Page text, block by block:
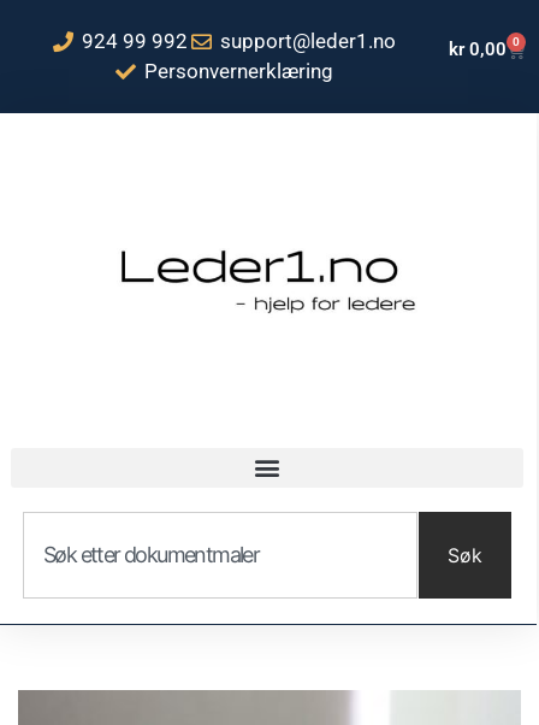
924 99 992
support@leder1.no
Personvernerklæring
kr0,00 0
Søk